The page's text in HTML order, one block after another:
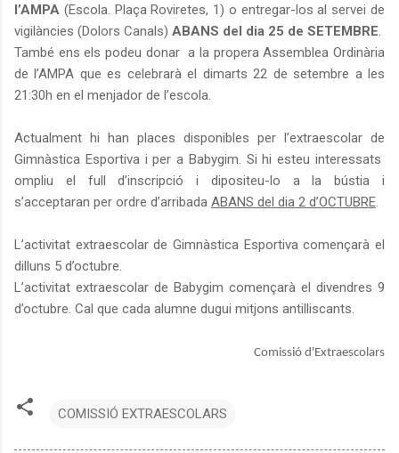
l’AMPA (Escola. Plaça Roviretes, 1) o entregar-los al servei de
vigilàncies (Dolors Canals) ABANS del dia 25 de SETEMBRE
També ens els podeu donar a la propera Assemblea Ordinària
de l’AMPA que es celebrarà el dimarts 22 de setembre a les
21:30h en el menjador de l’escola.
Actualment hi han places disponibles per l’extraescolar de
Gimnàstica Esportiva i per a Babygim. Si hi esteu interessats
ompliu el full d’inscripció i dipositeu-lo a la bústia i
s’acceptaran per ordre d’arribada ABANS del dia 2 d’OCTUBRE
L’activitat extraescolar de Gimnàstica Esportiva començarà el
dilluns 5 d’octubre.
L’activitat extraescolar de Babygim començarà el divendres 9
d’octubre. Cal que cada alumne dugui mitjons antilliscants.
Comissió d'Extraescolars
COMISSIÓ EXTRAESCOLARS